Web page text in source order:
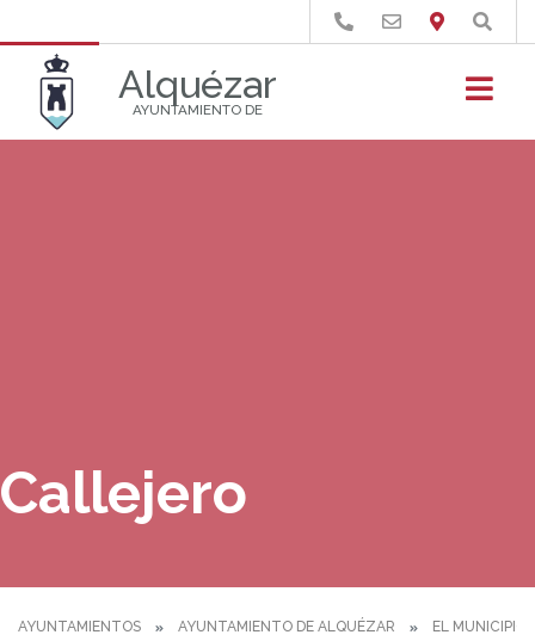
Alquézar
AYUNTAMIENTO DE
Buscar
Callejero
AYUNTAMIENTOS AYUNTAMIENTO DE ALQUÉZAR EL MUNICIPIO